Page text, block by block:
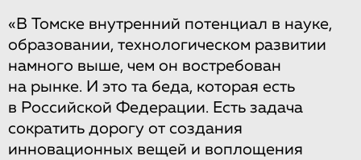
«В Томске внутренний потенциал в науке,
образовании, технологическом развитии
намного выше, чем он востребован
на рынке. И это та беда, которая есть
в Российской Федерации. Есть задача
сократить дорогу от создания
инновационных вещей и воплощения